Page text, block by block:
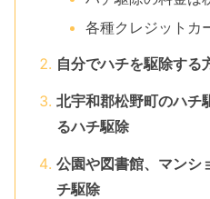
各種クレジットカ
自分でハチを駆除する
北宇和郡松野町のハチ
るハチ駆除
公園や図書館、マンシ
チ駆除